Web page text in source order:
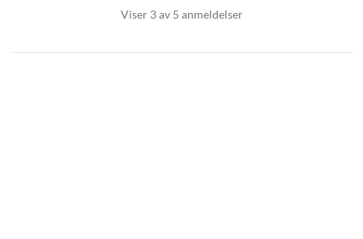
Mål: 160x57x16 mmViser 3 av 5 anmeldelser